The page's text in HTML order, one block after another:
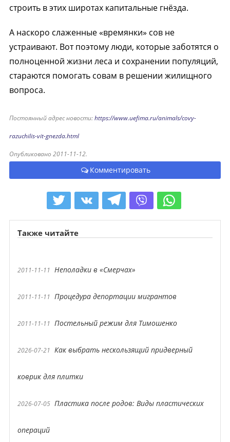
строить в этих широтах капитальные гнёзда.
А наскоро слаженные «времянки» сов не
устраивают. Вот поэтому люди, которые заботятся о
полноценной жизни леса и сохранении популяций,
стараются помогать совам в решении жилищного
вопроса.
Постоянный адрес новости:https://www.uefima.ru/animals/covy-
razuchilis-vit-gnezda.html
Опубликовано 2011-11-12.
Комментировать
Также читайте
2011-11-11 Неполадки в «Смерчах»
2011-11-11 Процедура депортации мигрантов
2011-11-11 Постельный режим для Тимошенко
2026-07-21 Как выбрать нескользящий придверный
коврик для плитки
2026-07-05 Пластика после родов: Виды пластических
операций